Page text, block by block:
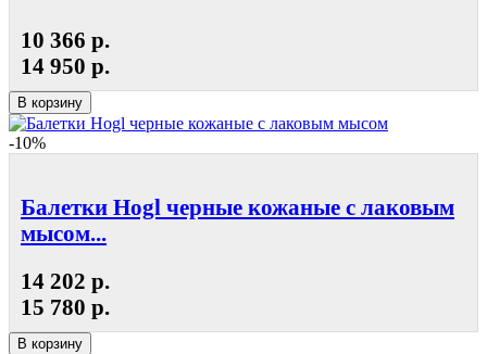
10 366 р.
14 950 р.
В корзину
-10%
Балетки Hogl черные кожаные с лаковым
мысом...
14 202 р.
15 780 р.
В корзину